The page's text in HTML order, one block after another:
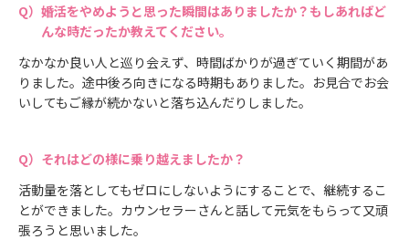
婚活をやめようと思った瞬間はありましたか？もしあればど
んな時だったか教えてください。
なかなか良い人と巡り会えず、時間ばかりが過ぎていく期間があ
りました。途中後ろ向きになる時期もありました。お見合でお会
いしてもご縁が続かないと落ち込んだりしました。
それはどの様に乗り越えましたか？
活動量を落としてもゼロにしないようにすることで、継続するこ
とができました。カウンセラーさんと話して元気をもらって又頑
張ろうと思いました。